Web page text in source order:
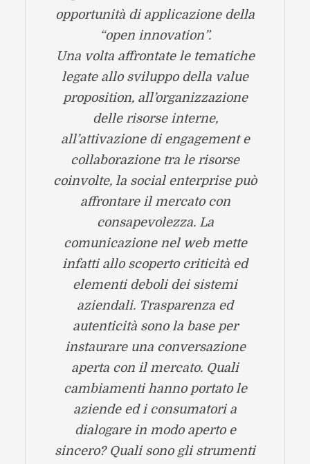
opportunità di applicazione della
“open innovation”.
Una volta affrontate le tematiche
legate allo sviluppo della value
proposition, all’organizzazione
delle risorse interne,
all’attivazione di engagement e
collaborazione tra le risorse
coinvolte, la social enterprise può
affrontare il mercato con
consapevolezza. La
comunicazione nel web mette
infatti allo scoperto criticità ed
elementi deboli dei sistemi
aziendali. Trasparenza ed
autenticità sono la base per
instaurare una conversazione
aperta con il mercato. Quali
cambiamenti hanno portato le
aziende ed i consumatori a
dialogare in modo aperto e
sincero? Quali sono gli strumenti